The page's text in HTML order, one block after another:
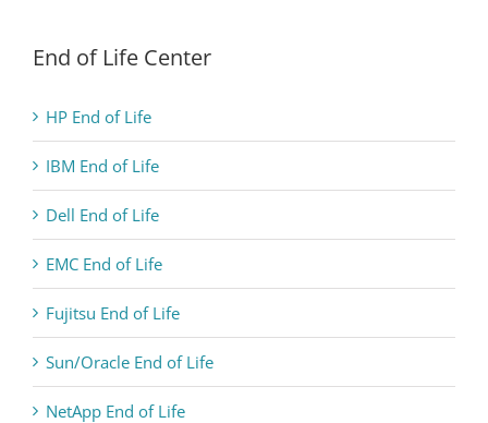
End of Life Center
HP End of Life
IBM End of Life
Dell End of Life
EMC End of Life
Fujitsu End of Life
Sun/Oracle End of Life
NetApp End of Life